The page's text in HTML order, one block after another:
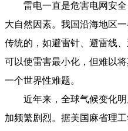
雷电一直是危害电网安全
大自然因素。我国沿海地区
传统的，如避雷针、避雷
可以使雷害最小化，但难以将
一个世界性难题。
近年来，全球气候变化明显
加频繁剧烈。据美国麻省